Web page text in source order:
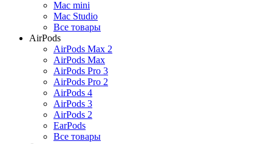
Mac mini
Mac Studio
Все товары
AirPods
AirPods Max 2
AirPods Max
AirPods Pro 3
AirPods Pro 2
AirPods 4
AirPods 3
AirPods 2
EarPods
Все товары